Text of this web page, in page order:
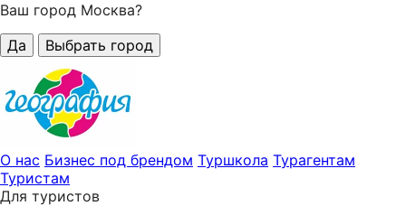
Ваш город Москва?
Да
Выбрать город
О нас Бизнес под брендом Туршкола Турагентам
Туристам
Для туристов